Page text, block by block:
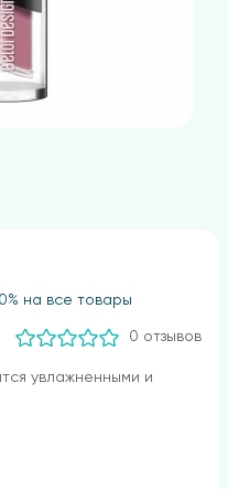
на все товары
0 отзывов
увлажненными и